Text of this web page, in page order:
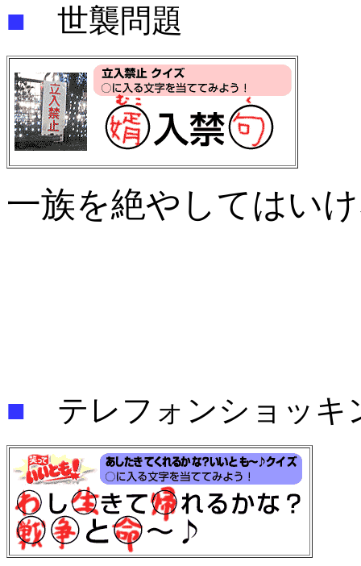
■ 世襲問題
一族を絶やしてはい
■ テレフォンショッキ